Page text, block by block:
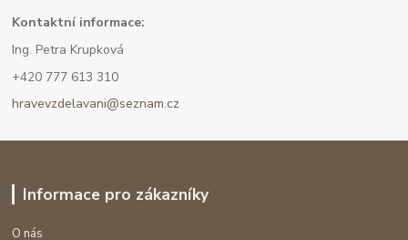
Kontaktní informace:
Ing. Petra Krupková
+420 777 613 310
hravevzdelavani@seznam.cz
Informace pro zákazníky
O nás